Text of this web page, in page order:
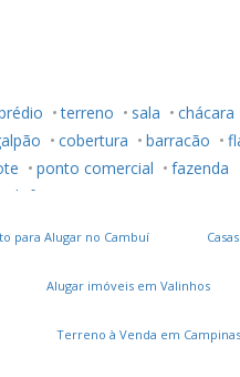
terreno sala
chácara
cobertura barracão
ponto comercial
fazenda
loft
para Alugar no Cambuí
Alugar imóveis em Valinhos
Terreno à Venda em Campinas